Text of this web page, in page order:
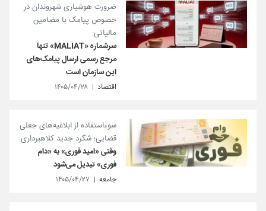
ضرورت هوشیاری شهروندان در
خصوص پیامک با مضامین
مالیاتی:
سرشماره «MALIAT» تنها
مرجع رسمی ارسال پیامک‌های
این سازمان است
اقتصاد ۱۴۰۵/۰۴/۲۸
سوءاستفاده از ابلاغیه‌های جعلی
قضایی؛ شگرد جدید کلاهبرداری
وقتی «امید فوری» به «دام
فوری» تبدیل می‌شود
جامعه ۱۴۰۵/۰۴/۲۷